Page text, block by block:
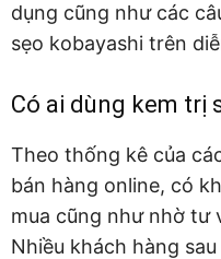
dụng cũng như các
sẹo kobayashi trên
Có ai dùng kem trị
Theo thống kê của
bán hàng online, có
mua cũng như nhờ tư
Nhiều khách hàng